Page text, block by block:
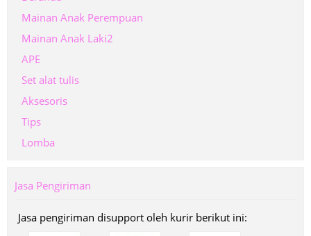
Mainan Anak Perempuan
Mainan Anak Laki2
APE
Set alat tulis
Aksesoris
Tips
Lomba
Jasa Pengiriman
Jasa pengiriman disupport oleh kurir berikut ini: